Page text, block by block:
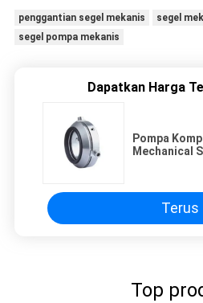
penggantian segel mekanis
segel
segel pompa mekanis
Dapatkan Harga
Pompa
Mechanical
Terus
Top